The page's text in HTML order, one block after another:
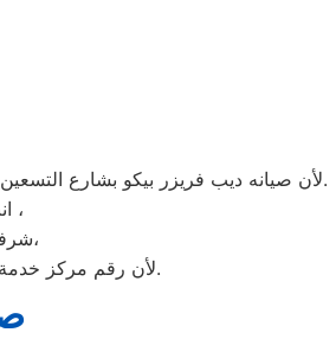
لأن صيانه ديب فريزر بيكو بشارع التسعين ، الديب فريزر بيكو غني عن التعريف فائق الجودة دائما ما تبهرنا بموديلات فريدة و مختلفة التقنية عن مثيلاتها انها بيكو.
انت الان تتعامل مع خبراء من مركز صيانه بيكو للديب فريزر في شارع التسعين ،
و بصيانة الفورية،
لأن رقم مركز خدمة عملاء بيكو للديب فريزر بجميع المحافظات اتصلوا الان مركز صيانه بيكو شارع التسعين مباشرة.